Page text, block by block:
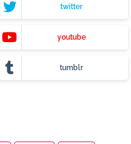
twitter
youtube
tumblr